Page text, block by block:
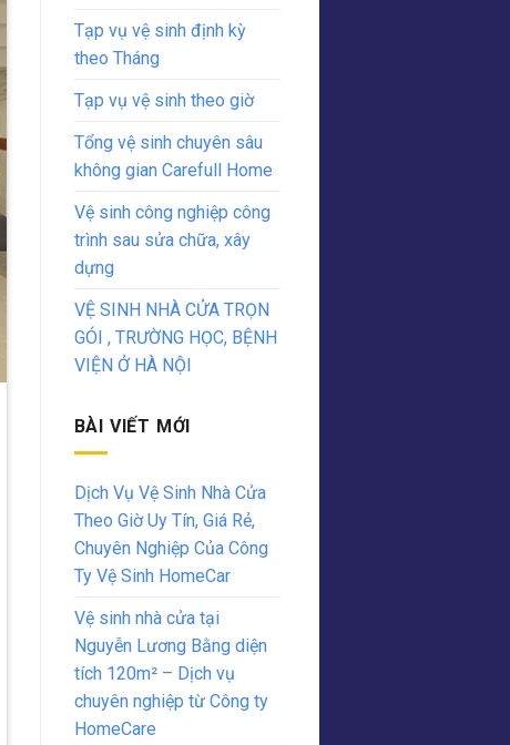
Tạp vụ vệ sinh định kỳ
theo Tháng
Tạp vụ vệ sinh theo giờ
Tổng vệ sinh chuyên sâu
không gian Carefull Home
Vệ sinh công nghiệp công
trình sau sửa chữa, xây
dựng
VỆ SINH NHÀ CỬA TRỌN
GÓI , TRƯỜNG HỌC, BỆNH
VIỆN Ở HÀ NỘI
BÀI VIẾT MỚI
Dịch Vụ Vệ Sinh Nhà Cửa
Theo Giờ Uy Tín, Giá Rẻ,
Chuyên Nghiệp Của Công
Ty Vệ Sinh HomeCar
Vệ sinh nhà cửa tại
Nguyễn Lương Bằng diện
tích 120m² – Dịch vụ
chuyên nghiệp từ Công ty
HomeCare